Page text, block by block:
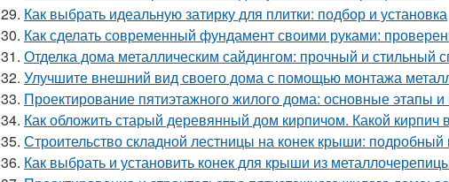
29. Как выбрать идеальную затирку для плитки: подбор и установка
30. Как сделать современный фундамент своими руками:
31. Отделка дома металлическим сайдингом: прочный и стильный
32. Улучшите внешний вид своего дома с помощью монтажа
33. Проектирование пятиэтажного жилого дома: основные этапы
34. Как обложить старый деревянный дом кирпичом. Какой кирпич
35. Строительство складной лестницы на конек крыши: подробный
36. Как выбрать и установить конек для крыши из